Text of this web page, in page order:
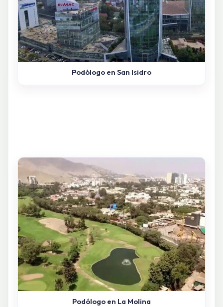
Podólogo en San Isidro
Podólogo en La Molina